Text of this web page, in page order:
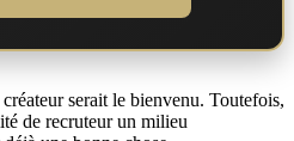
serait le bienvenu. Toutefois,
de recruteur un milieu